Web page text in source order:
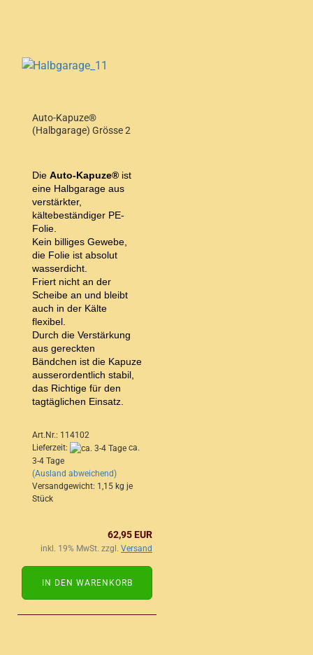
Auto-Kapuze®
(Halbgarage) Grösse 2
Die Auto-Kapuze® ist
eine Halbgarage aus
verstärkter,
kältebeständiger PE-
Folie.
Kein billiges Gewebe,
die Folie ist absolut
wasserdicht.
Friert nicht an der
Scheibe an und bleibt
auch in der Kälte
flexibel.
Durch die Verstärkung
aus gereckten
Bändchen ist die Kapuze
ausserordentlich stabil,
das Richtige für den
tagtäglichen Einsatz.
Art.Nr.: 114102
Lieferzeit:
ca.
3-4 Tage
(Ausland abweichend)
Versandgewicht: 1,15 kg je
Stück
62,95 EUR
inkl. 19% MwSt. zzgl. Versand
IN DEN WARENKORB